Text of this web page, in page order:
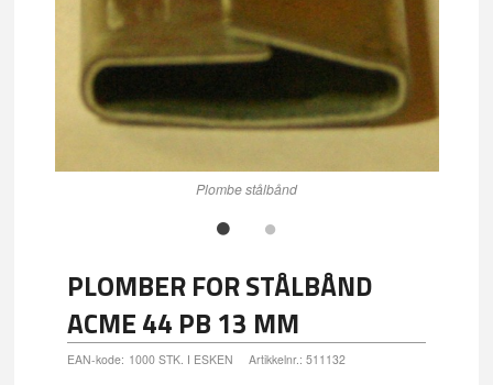
Plombe stålbånd
PLOMBER FOR STÅLBÅND
ACME 44 PB 13 MM
EAN-kode: 1000 STK. I ESKEN Artikkelnr.: 511132